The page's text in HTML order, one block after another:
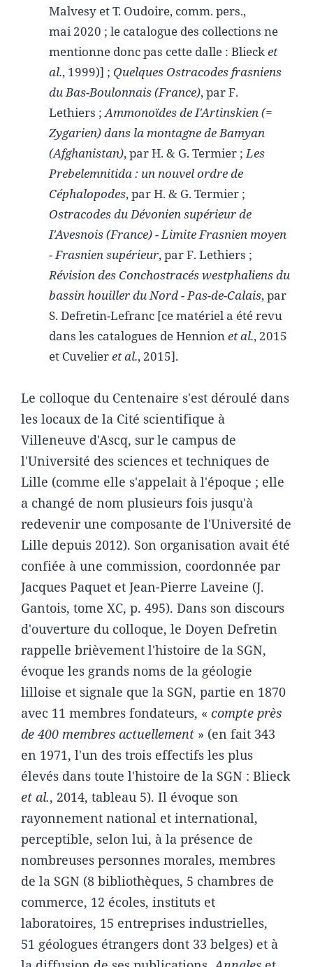
Malvesy et T. Oudoire, comm. pers.,
mai 2020 ; le catalogue des collections ne
mentionne donc pas cette dalle : Bliecket
al., 1999)] ; Quelques Ostracodes frasniens
du Bas-Boulonnais (France), par F.
Lethiers ;Ammonoïdes de I'Artinskien (=
Zygarien) dans la montagne de Bamyan
(Afghanistan), par H. & G. Termier ;Les
Prebelemnitida : un nouvel ordre de
Céphalopodes, par H. & G. Termier ;
Ostracodes du Dévonien supérieur de
I'Avesnois (France) - Limite Frasnien moyen
- Frasnien supérieur, par F. Lethiers ;
Révision des Conchostracés westphaliens du
bassin houiller du Nord - Pas-de-Calais, par
S. Defretin-Lefranc [ce matériel a été revu
dans les catalogues de Hennionet al., 2015
et Cuvelieret al., 2015].
Le colloque du Centenaire s'est déroulé dans
les locaux de la Cité scientifique à
Villeneuve d'Ascq, sur le campus de
l'Université des sciences et techniques de
Lille (comme elle s'appelait à l'époque ; elle
a changé de nom plusieurs fois jusqu'à
redevenir une composante de l'Université de
Lille depuis 2012). Son organisation avait été
confiée à une commission, coordonnée par
Jacques Paquet et Jean-Pierre Laveine (J.
Gantois, tome XC, p. 495). Dans son discours
d'ouverture du colloque, le Doyen Defretin
rappelle brièvement l'histoire de la SGN,
évoque les grands noms de la géologie
lilloise et signale que la SGN, partie en 1870
avec 11 membres fondateurs, « compte près
de 400 membres actuellement » (en fait 343
en 1971, l'un des trois effectifs les plus
élevés dans toute l'histoire de la SGN : Blieck
et al., 2014, tableau 5). Il évoque son
rayonnement national et international,
perceptible, selon lui, à la présence de
nombreuses personnes morales, membres
de la SGN (8 bibliothèques, 5 chambres de
commerce, 12 écoles, instituts et
laboratoires, 15 entreprises industrielles,
51 géologues étrangers dont 33 belges) et à